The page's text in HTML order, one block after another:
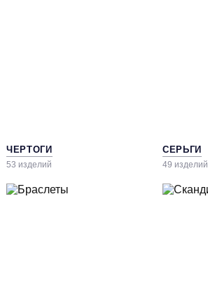
ЧЕРТОГИ
53 изделий
СЕРЬГИ
49 изделий